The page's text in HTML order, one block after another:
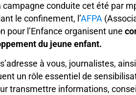
campagne conduite cet été par
le confinement, l’AFPA
pour l’Enfance organisent une
du jeune enfant.
s’adresse à vous, journalistes,
un rôle essentiel de
transmettre informations,